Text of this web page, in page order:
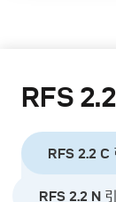
RFS
RFS 2.2 C
RFS 2.2 N